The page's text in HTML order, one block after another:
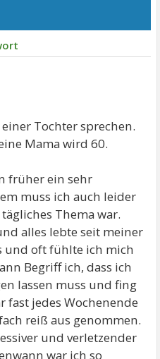
Tochter sprechen.
Mama wird 60.
früher ein sehr
muss ich auch leider
Thema war.
alles lebte seit meiner
und oft fühlte ich mich
Begriff ich, dass ich
lassen muss und fing
fast jedes Wochenende
reiß aus genommen.
und verletzender
war ich so